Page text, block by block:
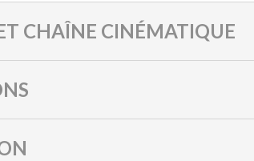
CHAÎNE CINÉMATIQUE